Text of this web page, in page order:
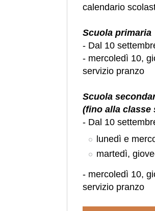
calendario
Scuola primaria
- Dal 10
- mercoledì 10,
servizio pranzo
Scuola
(fino alla classe
- Dal 10
lunedì e
martedì,
- mercoledì 10,
servizio pranzo